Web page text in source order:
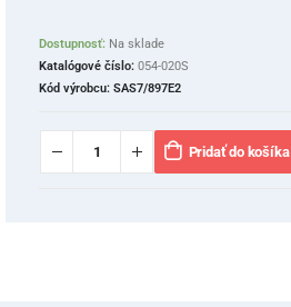
Dostupnosť: Na sklade
Katalógové číslo: 054-020S
Kód výrobcu: SAS7/897E2
Pridať do košíka